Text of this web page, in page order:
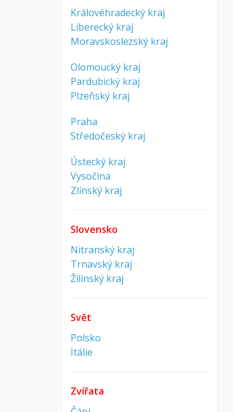
Královéhradecký kraj
Liberecký kraj
Moravskoslezský kraj
Olomoucký kraj
Pardubický kraj
Plzeňský kraj
Praha
Středočeský kraj
Ústecký kraj
Vysočina
Zlínský kraj
Slovensko
Nitranský kraj
Trnavský kraj
Žilinský kraj
Svět
Polsko
Itálie
Zvířata